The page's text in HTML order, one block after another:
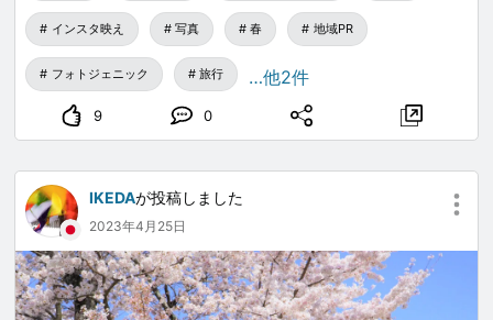
インスタ映え 写真 春 地域PR
フォトジェニック 旅行 …他2件
9 0
IKEDAが投稿しました
2023年4月25日